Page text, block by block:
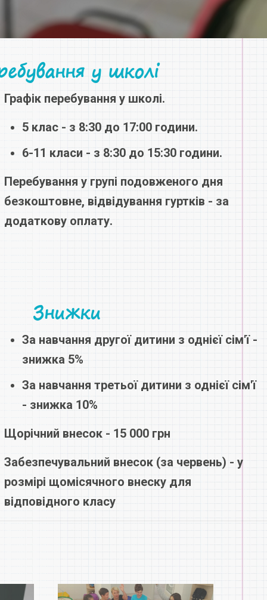
у школі
Графік перебування у школі.
5 клас - з 8:30 до 17:00 години.
6-11 класи - з 8:30 до 15:30 години.
Перебування у групі подовженого дня
безкоштовне, відвідування гуртків - за
додаткову оплату.
Знижки
За навчання другої дитини з однієї сім'ї -
знижка 5%
За навчання третьої дитини з однієї сім'ї
- знижка 10%
Щорічний внесок - 15 000 грн
Забезпечувальний внесок (за червень) - у
розмірі щомісячного внеску для
відповідного класу